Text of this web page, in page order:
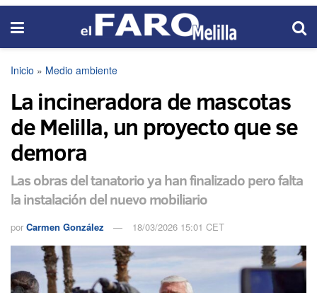
Inicio » Medio ambiente
La incineradora de mascotas
de Melilla, un proyecto que se
demora
Las obras del tanatorio ya han finalizado pero falta
la instalación del nuevo mobiliario
por Carmen González 18/03/2026 15:01 CET